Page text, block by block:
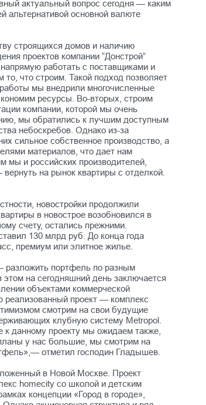
актуальный вопрос сегодня — каким
основной валюте
строящихся домов и наличию
проектов компании “Донстрой”
работать с поставщиками и
что строим. Такой подход позволяет
мы внедрили многочисленные
ресурсы. Во-вторых, строим
компании, которой мы очень
мы обратились к лучшим доступным
небоскребов. Однако из-за
сильное собственное производство, а
материалов, что дает нам
мы и российских производителей,
на рынок квартиры с отделкой.
новостройки продолжили
в новострое возобновился в
счету, остались прежними.
130 млрд руб. До конца года
премиум или элитное жилье.
разложить портфель по разным
на сегодняшний день заключается
объектами коммерческой
проект — комплекс
смотрим на свои будущие
клубную систему Metropol.
к данному проекту мы ожидаем также,
у нас большие, мы смотрим на
отметил господин Гладышев.
в Новой Москве. Проект
homecity со школой и детским
концепции «Город в городе»,